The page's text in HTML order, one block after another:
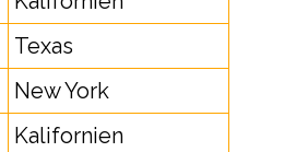
Texas
New York
Kalifornien